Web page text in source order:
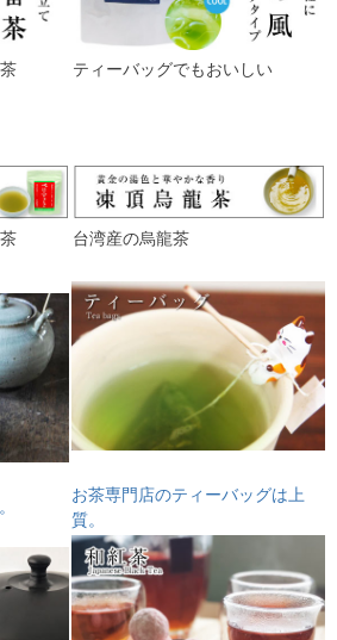
ティーバッグでもおいしい
台湾産の烏龍茶
お茶専門店のティーバッグは上
質。